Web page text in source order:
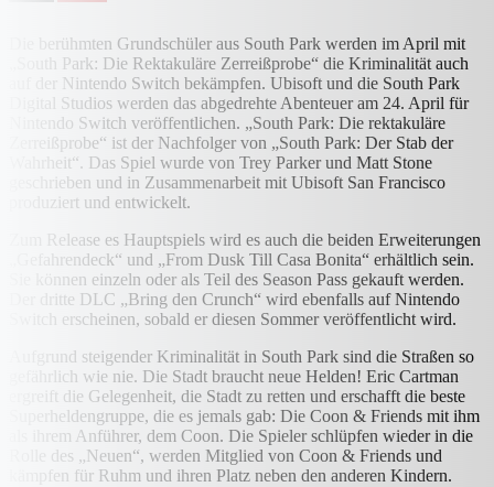
Die berühmten Grundschüler aus South Park werden im April mit
„South Park: Die Rektakuläre Zerreißprobe“ die Kriminalität auch
auf der Nintendo Switch bekämpfen. Ubisoft und die South Park
Digital Studios werden das abgedrehte Abenteuer am 24. April für
Nintendo Switch veröffentlichen. „South Park: Die rektakuläre
Zerreißprobe“ ist der Nachfolger von „South Park: Der Stab der
Wahrheit“. Das Spiel wurde von Trey Parker und Matt Stone
geschrieben und in Zusammenarbeit mit Ubisoft San Francisco
produziert und entwickelt.
Zum Release es Hauptspiels wird es auch die beiden Erweiterungen
„Gefahrendeck“ und „From Dusk Till Casa Bonita“ erhältlich sein.
Sie können einzeln oder als Teil des Season Pass gekauft werden.
Der dritte DLC „Bring den Crunch“ wird ebenfalls auf Nintendo
Switch erscheinen, sobald er diesen Sommer veröffentlicht wird.
Aufgrund steigender Kriminalität in South Park sind die Straßen so
gefährlich wie nie. Die Stadt braucht neue Helden! Eric Cartman
ergreift die Gelegenheit, die Stadt zu retten und erschafft die beste
Superheldengruppe, die es jemals gab: Die Coon & Friends mit ihm
als ihrem Anführer, dem Coon. Die Spieler schlüpfen wieder in die
Rolle des „Neuen“, werden Mitglied von Coon & Friends und
kämpfen für Ruhm und ihren Platz neben den anderen Kindern.